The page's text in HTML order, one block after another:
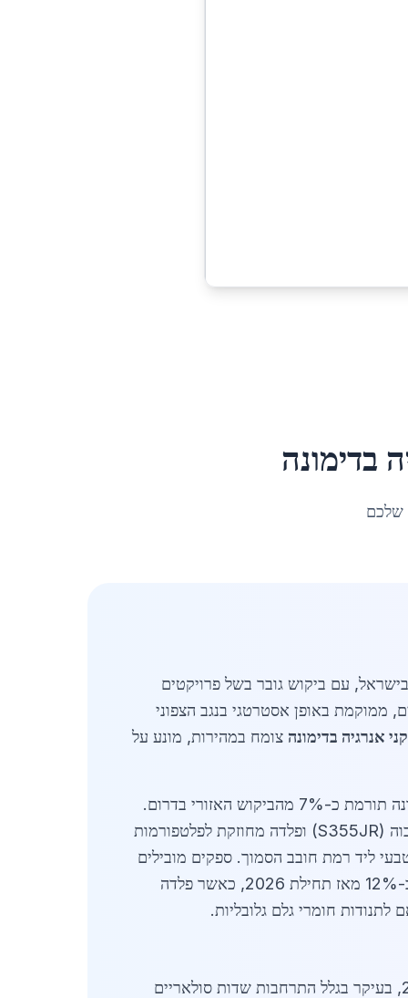
בדימונה
שלכם
בישראל, עם ביקוש גובר בשל פרויקטים
אנרגיה מתחדשת ותשתיות גז טבעי. דימונה, העיר עם אוכלוסייה של כ-33,700 תושבים, ממוקמת באופן אסטרטגי בנגב הצפוני
אנרגיה בדימונה צומח במהירות, מונע על
באפריל 2026, שוק הפלדה בישראל רשם עלייה של 18% בביקוש לפלדה מיוחדת למתקני אנרגיה, כאשר דימונה תורמת כ-7% מהביקוש האזורי בדרום.
הפלדה הנדרשת כוללת סוגים כמו פלדה עמידה בקורוזיה (סטנדרט ASTM A588), פלדה מבנית בעלת חוזק גבוה (S355JR) ופלדה מחוזקת לפלטפורמות
ליד רמת חובב הסמוך. ספקים מובילים
כוללים את רמת חובב פלדה, יבואנים מאירופה דרך נמל אשדוד ויצרנים מקומיים כמו נשר. מחירי הפלדה עלו ב-12% מאז תחילת 2026, כאשר פלדה
צפוי להגיע ל-15,000 טון בשנת 2026, עלייה של 25% לעומת 2026, בעיקר בגלל התרחבות שדות סולאריים